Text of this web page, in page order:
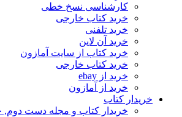
کارشناسی نسخ خطی
خرید کتاب خارجی
خرید تلفنی
خرید آن لاین
خرید کتاب از سایت آمازون
خرید کتاب خارجی
خرید از ebay
خرید از آمازون
خریدار کتاب
خریدار کتاب و مجله دست